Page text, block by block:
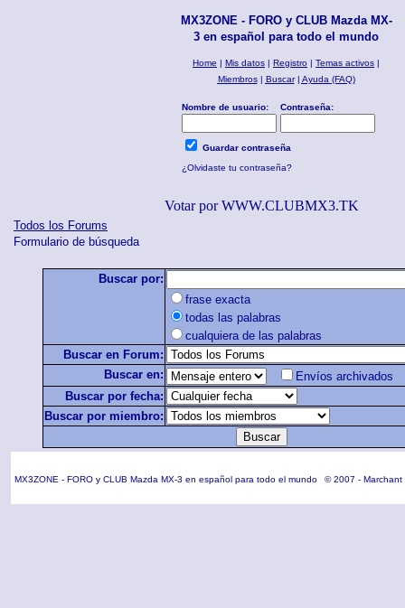
MX3ZONE - FORO y CLUB Mazda MX-
3 en español para todo el mundo
Home | Mis datos | Registro | Temas activos |
Miembros| Buscar| Ayuda (FAQ)
Nombre de usuario: Contraseña:
Guardar contraseña
¿Olvidaste tu contraseña?
Votar por WWW.CLUBMX3.TK
Todos los Forums
Formulario de búsqueda
Buscar por:
frase exacta
todas las palabras
cualquiera de las palabras
Buscar en Forum:
Buscar en:
Envíos archivados
Buscar por fecha:
Buscar por miembro:
MX3ZONE - FORO y CLUB Mazda MX-3 en español para todo el mundo © 2007 - Marchant